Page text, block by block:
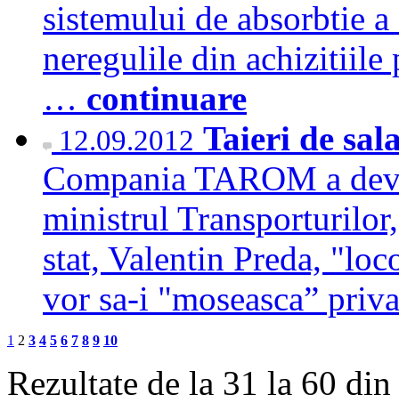
sistemului de absorbtie
neregulile din achizitiile
… continuare
12.09.2012 Taieri de
Compania TAROM a
ministrul
stat, Valentin Preda,
vor sa-i "moseasca”
1 2 3 4 5 6 7 8 9 10
Rezultate de la 31 la 60